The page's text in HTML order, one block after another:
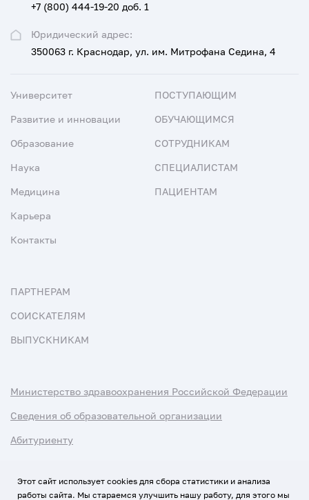
Юридический адрес:
350063 г. Краснодар, ул. им. Митрофана Седина, 4
+7 (800) 444-19-20 доб. 1
Университет
Развитие и инновации
Образование
Наука
Медицина
Карьера
Контакты
ПОСТУПАЮЩИМ
ОБУЧАЮЩИМСЯ
СОТРУДНИКАМ
СПЕЦИАЛИСТАМ
ПАЦИЕНТАМ
ПАРТНЕРАМ
СОИСКАТЕЛЯМ
ВЫПУСКНИКАМ
Министерство здравоохранения Российской Федерации
Сведения об образовательной организации
Абитуриенту
Этот сайт использует cookies для сбора статистики и анализа
работы сайта. Мы стараемся улучшить нашу работу, для этого мы